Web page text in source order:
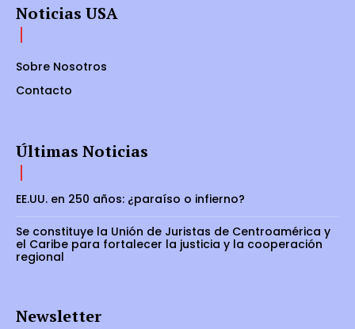
Noticias USA
Sobre Nosotros
Contacto
Últimas Noticias
EE.UU. en 250 años: ¿paraíso o infierno?
Se constituye la Unión de Juristas de Centroamérica y
el Caribe para fortalecer la justicia y la cooperación
regional
Newsletter